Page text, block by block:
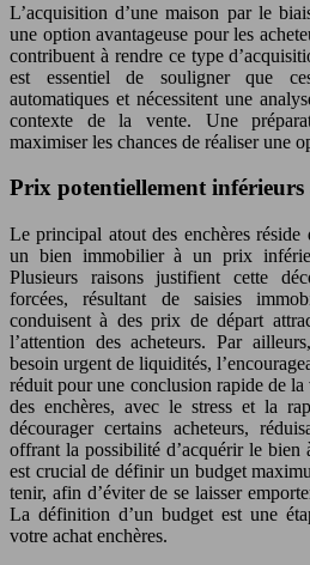
L’acquisition d’une maison par le
une option avantageuse pour les
contribuent à rendre ce type
est essentiel de souligner que
automatiques et nécessitent une
contexte de la vente. Une
maximiser les chances de réaliser une
Prix potentiellement inférieurs
Le principal atout des enchères réside
un bien immobilier à un prix
Plusieurs raisons justifient cette
forcées, résultant de saisies
conduisent à des prix de départ
l’attention des acheteurs. Par
besoin urgent de liquidités,
réduit pour une conclusion rapide de
des enchères, avec le stress et la
décourager certains acheteurs,
offrant la possibilité d’acquérir le
est crucial de définir un budget
tenir, afin d’éviter de se laisser
La définition d’un budget est une
votre achat enchères.